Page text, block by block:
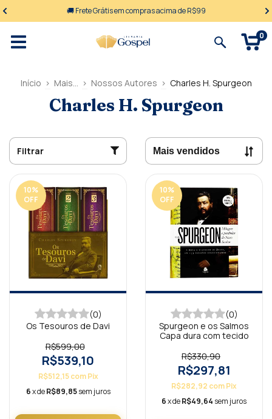
🚚 Frete Grátis em compras acima de R$99
0
Início > Mais... > Nossos Autores > Charles H. Spurgeon
Charles H. Spurgeon
Filtrar
10%
OFF
(0)
Os Tesouros de Davi
R$599,00
R$539,10
R$512,15com Pix
6x deR$89,85 sem juros
10%
OFF
(0)
Spurgeon e os Salmos
Capa dura com tecido
R$330,90
R$297,81
R$282,92 comPix
6x deR$49,64 sem juros